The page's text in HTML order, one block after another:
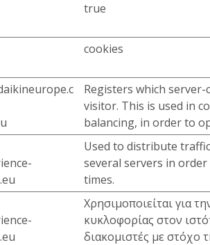
true
cookies
Registers which
visitor. This is used in
balancing, in order to
Used to distribute
several servers in
times.
Χρησιμοποιείται για
κυκλοφορίας στον
διακομιστές με στόχο